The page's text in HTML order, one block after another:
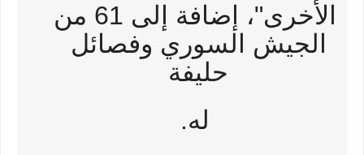
الأخرى"، إضافة إلى 61 من
الجيش السوري وفصائل
حليفة
له.